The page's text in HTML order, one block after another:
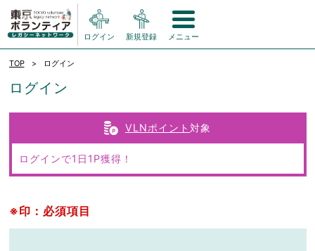
ログイン 新規登録 メニュー
TOP ログイン
ログイン
VLNポイント 対象
ログインで1日1P獲得！
※印：必須項目